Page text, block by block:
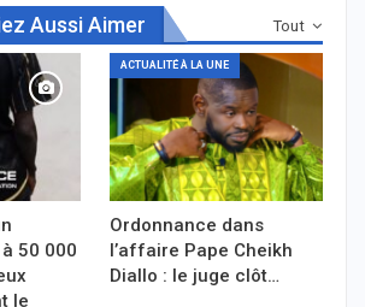
Tout
Aussi Aimer
50 000
le
ACTUALITÉ À LA UNE
Ordonnance dans
l’affaire Pape Cheikh
Diallo : le juge clôt…